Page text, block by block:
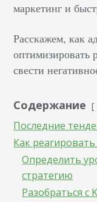
маркетинг и
Расскажем, как
оптимизировать
свести
Содержание
Последние
Как
Определить
стратегию
Разобраться с